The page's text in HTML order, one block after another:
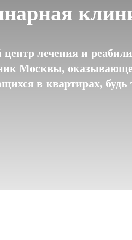
лечения и
Москвы,
в квартирах,